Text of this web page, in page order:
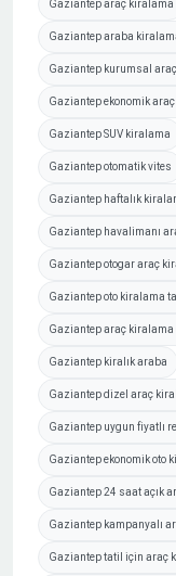
Gaziantep araç kiralama
Gaziantep araba
Gaziantep kurumsal
Gaziantep ekonomik
Gaziantep SUV kiralama
Gaziantep otomatik vites
Gaziantep haftalık
Gaziantep havalimanı
Gaziantep otogar araç
Gaziantep oto kiralama
Gaziantep araç kiralama
Gaziantep kiralık araba
Gaziantep dizel araç
Gaziantep uygun fiyatlı
Gaziantep ekonomik oto
Gaziantep 24 saat açık
Gaziantep kampanyalı
Gaziantep tatil için araç